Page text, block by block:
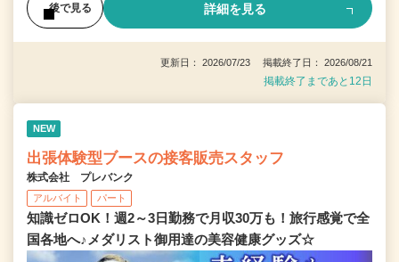
後で見る 詳細を見る
更新日： 2026/07/23 掲載終了日： 2026/08/21
掲載終了まであと12日
NEW
出張体験型ブースの接客販売スタッフ
株式会社 プレバンク
アルバイト パート
知識ゼロOK！週2～3日勤務で月収30万も！旅行感覚で全
国各地へ♪メダリスト御用達の美容健康グッズ☆